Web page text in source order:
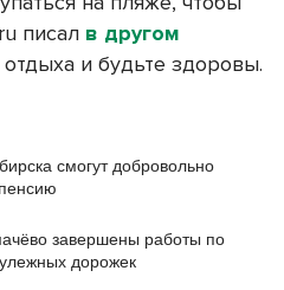
писал в другом
и будьте здоровы.
смогут добровольно
завершены работы по
дорожек